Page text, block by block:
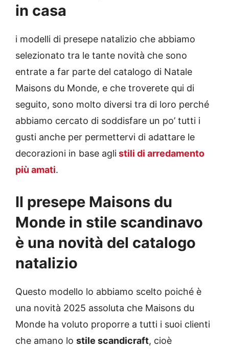
in casa
i modelli di presepe natalizio che abbiamo
selezionato tra le tante novità che sono
entrate a far parte del catalogo di Natale
Maisons du Monde, e che troverete qui di
seguito, sono molto diversi tra di loro perché
abbiamo cercato di soddisfare un po’ tutti i
gusti anche per permettervi di adattare le
decorazioni in base aglistili di arredamento
più amati.
Il presepe Maisons du
Monde in stile scandinavo
è una novità del catalogo
natalizio
Questo modello lo abbiamo scelto poiché è
una novità 2025 assoluta che Maisons du
Monde ha voluto proporre a tutti i suoi clienti
che amano lo stile scandicraft, cioè